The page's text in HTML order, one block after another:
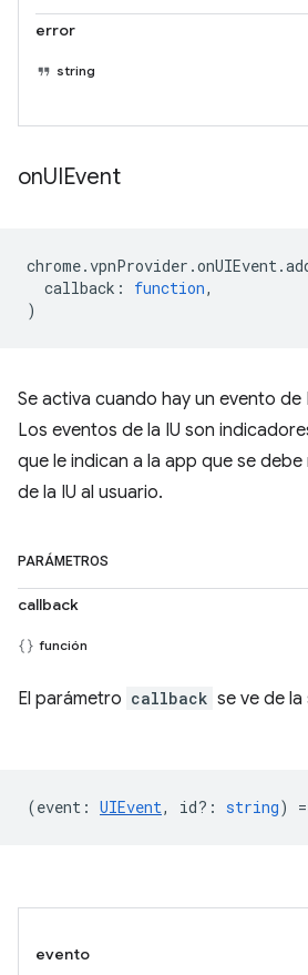
error
string
onUIEvent
chrome.vpnProvider .onUIEvent.
callback : function,
)
Se activa cuando hay un evento de
Los eventos de la IU son
que le indican a la app que se
de la IU al usuario.
PARÁMETROS
callback
función
El parámetro callback se ve de
(event : UIEvent, id? : string)
evento